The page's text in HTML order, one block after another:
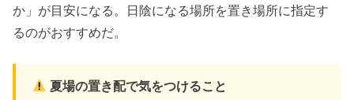
か」が目安になる。日陰になる場所を置き場所に指定す
るのがおすすめだ。
夏場の置き配で気をつけること